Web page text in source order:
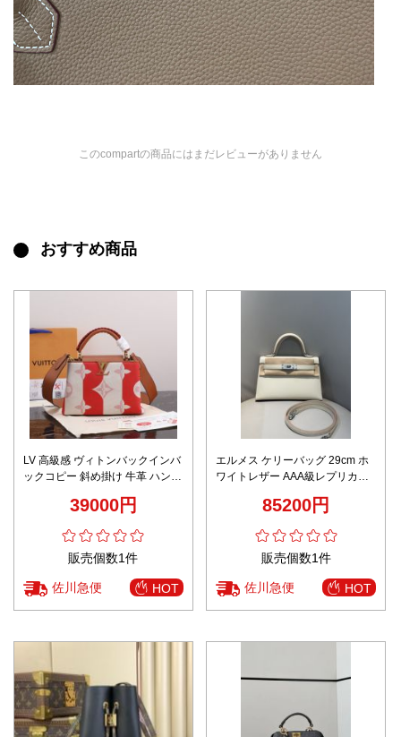
このcompartの商品にはまだレビューがありません
おすすめ商品
LV 高級感 ヴィトンバックインバ
ックコピー 斜め掛け 牛革 ハンド
39000円
販売個数1件
佐川急便 HOT
エルメス ケリーバッグ 29cm ホ
ワイトレザー AAA級レプリカ
85200円
販売個数1件
佐川急便 HOT